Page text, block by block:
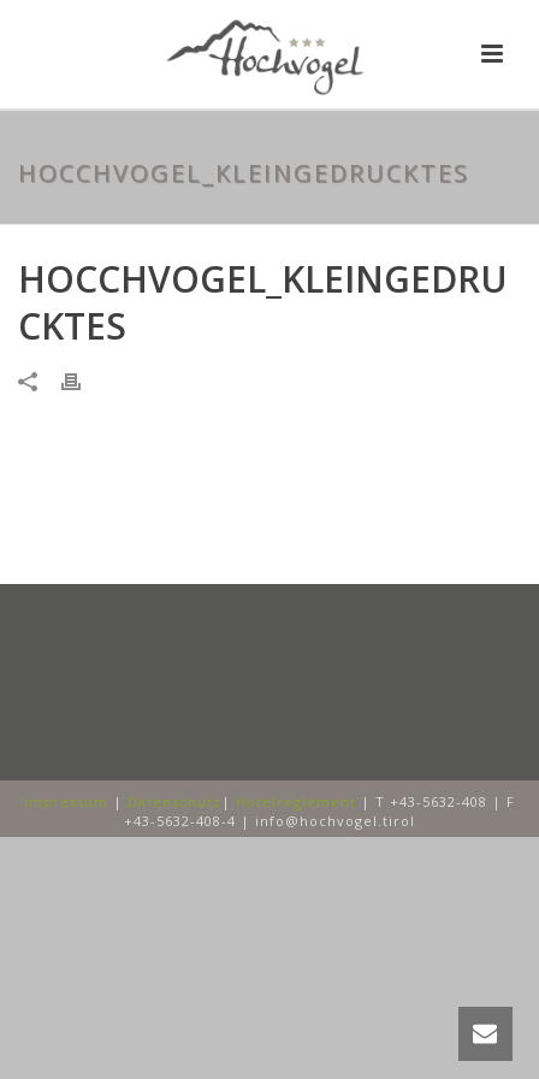
HOCCHVOGEL_KLEINGEDRUCKTES
HOCCHVOGEL_KLEINGEDRU
CKTES
Impressum | Datenschutz | Hotelreglement | T +43-5632-408 | F
+43-5632-408-4 | info@hochvogel.tirol